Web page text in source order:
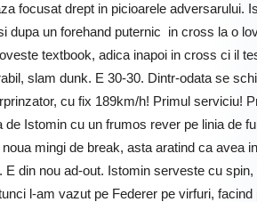
focusat drept in picioarele adversarului.
dupa un forehand puternic in cross la o
textbook, adica inapoi in cross ci il
slam dunk. E 30-30. Dintr-odata se
cu fix 189km/h! Primul serviciu!
Istomin cu un frumos rever pe linia de
mingi de break, asta aratind ca avea
din nou ad-out. Istomin serveste cu spin,
l-am vazut pe Federer pe virfuri, facind